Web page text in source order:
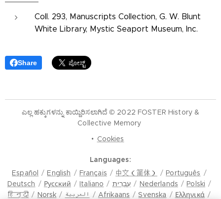
Coll. 293, Manuscripts Collection, G. W. Blunt
White Library, Mystic Seaport Museum, Inc.
Share
ಎಲ್ಲ ಹಕ್ಕುಗಳನ್ನು ಕಾಯ್ದಿರಿಸಲಾಗಿದೆ © 2022 FOSTER History &
Collective Memory
Cookies
Languages
Español
English Français 中文（简体）
Português
Deutsch
Русский Italiano עִבְרִית Nederlands
Polski
हिन्दी
Norsk العربية Afrikaans Svenska Ελληνικά